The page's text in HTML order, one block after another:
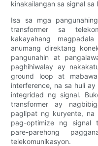
kinakailangan sa signal sa
Isa sa mga
transformer sa
kakayahang
anumang direktang
pangunahin at
paghihiwalay ay
ground loop at
interference, na sa huli
integridad ng signal.
transformer ay
paglipat ng kuryente, na
pag-optimize ng signal
pare-parehong
telekomunikasyon.